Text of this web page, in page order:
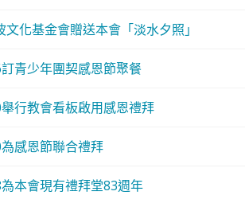
文化基金會贈送本會「淡水夕照」
青少年團契感恩節聚餐
行教會看板啟用感恩禮拜
感恩節聯合禮拜
本會現有禮拜堂83週年